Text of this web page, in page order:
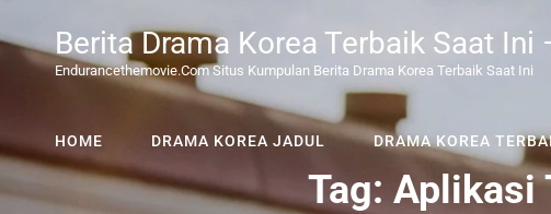
Berita Drama Korea Terbaik Saat
Endurancethemovie.com Situs Kumpulan Berita Drama Korea Terbaik Saat Ini
HOME DRAMA KOREA JADUL DRAMA KOREA
Tag: Aplikasi